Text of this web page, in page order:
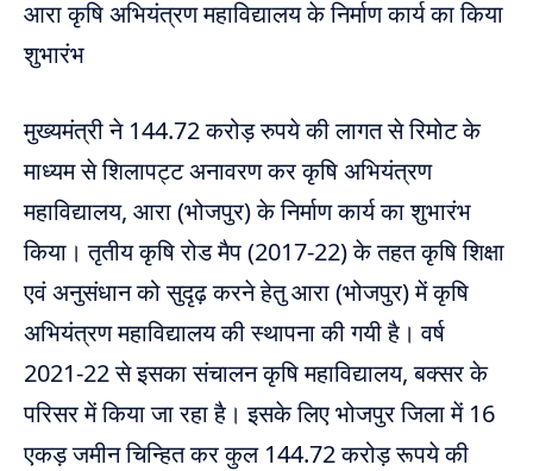
आरा कृषि अभियंत्रण महाविद्यालय के निर्माण कार्य का किया
शुभारंभ
मुख्यमंत्री ने 144.72 करोड़ रुपये की लागत से रिमोट के
माध्यम से शिलापट्ट अनावरण कर कृषि अभियंत्रण
महाविद्यालय, आरा (भोजपुर) के निर्माण कार्य का शुभारंभ
किया। तृतीय कृषि रोड मैप (2017-22) के तहत कृषि शिक्षा
एवं अनुसंधान को सुदृढ़ करने हेतु आरा (भोजपुर) में कृषि
अभियंत्रण महाविद्यालय की स्थापना की गयी है। वर्ष
2021-22 से इसका संचालन कृषि महाविद्यालय, बक्सर के
परिसर में किया जा रहा है। इसके लिए भोजपुर जिला में 16
एकड़ जमीन चिन्हित कर कुल 144.72 करोड़ रूपये की